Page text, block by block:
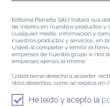
Editorial Planeta SAU tratará sus
de interés en nuestros productos y
cualquier medio, información y
nuestros productos y servicios, en
Usted al completar y remitir el
empresas de nuestro grupo si nos
empresas ajenas al mismo.
Usted tiene derecho a acceder,
otros derechos, como se explica en
He leído y acepto la